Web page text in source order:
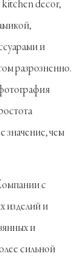
decor,
и
разрозненно.
значение, чем
с
изделий и
и
сильной